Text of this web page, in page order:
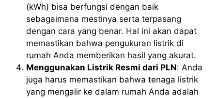
(kWh) bisa berfungsi dengan baik
sebagaimana mestinya serta terpasang
dengan cara yang benar. Hal ini akan dapat
memastikan bahwa pengukuran listrik di
rumah Anda memberikan hasil yang akurat.
Menggunakan Listrik Resmi dari PLN: Anda
juga harus memastikan bahwa tenaga listrik
yang mengalir ke dalam rumah Anda adalah